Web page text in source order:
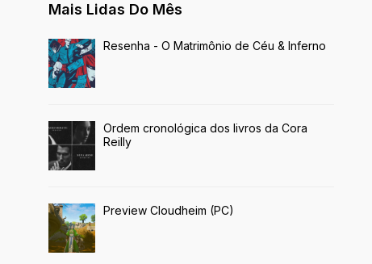
Mais Lidas Do Mês
Resenha - O Matrimônio de Céu & Inferno
Ordem cronológica dos livros da Cora
Reilly
Preview Cloudheim (PC)